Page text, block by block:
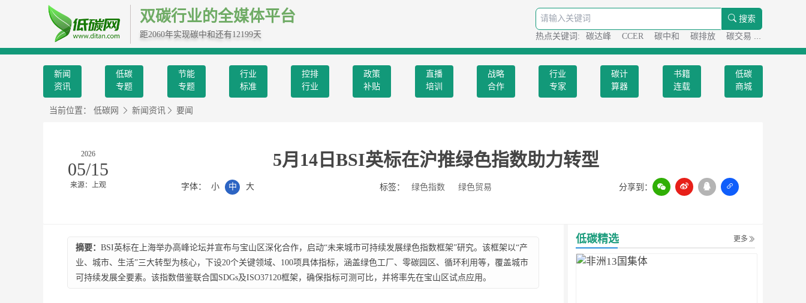
双碳行业的全媒体平台
距2060年实现碳中和还有12199天
搜索
热点关键词:
碳达峰 CCER 碳中和 碳排放 碳交易
新闻
资讯
低碳
专题
节能
专题
行业
标准
控排
行业
政策
补贴
直播
培训
战略
合作
行业
专家
碳计
算器
书籍
连载
低碳
商城
当前位置： 低碳网 新闻资讯 要闻
2026
05/15
来源：上观
5月14日BSI英标在沪推绿色指数助力转型
字体： 小 中 大 标签： 绿色指数 绿色贸易 分享到：
摘要： BSI英标在上海举办高峰论坛并宣布与宝山区深化合作，启动“未来城市可持续发展绿色指数框架”研究。该框架以“产
业、城市、生活”三大转型为核心，下设20个关键领域、100项具体指标，涵盖绿色工厂、零碳园区、循环利用等，覆盖城市
可持续发展全要素。该指数借鉴联合国SDGs及ISO37120框架，确保指标可测可比，并将率先在宝山区试点应用。
低碳精选 更多